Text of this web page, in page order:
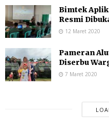
Bimtek
Resmi
12 Maret 2020
Pameran
Diserbu
7 Maret 2020